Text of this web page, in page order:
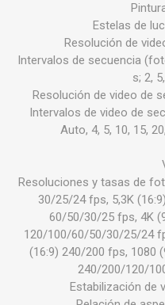
Estelas de
Resolución de
Intervalos de secuencia
s; 2,
Resolución de video de
Intervalos de video de
Auto, 4, 5, 10, 15,
Resoluciones y tasas de
30/25/24 fps, 5,3K
60/50/30/25 fps, 4K
120/100/60/50/30/25/24
(16:9) 240/200 fps, 1080
240/200/120/
Estabilización de